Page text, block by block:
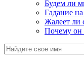
Будем ли
Гадание
Жалеет ли
Почему он